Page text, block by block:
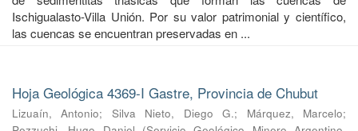
Ischigualasto-Villa Unión. Por su valor patrimonial y cientíﬁco,
las cuencas se encuentran preservadas en ...
Hoja Geológica 4369-I Gastre, Provincia de Chubut
Lizuaín, Antonio; Silva Nieto, Diego G.; Márquez, Marcelo;